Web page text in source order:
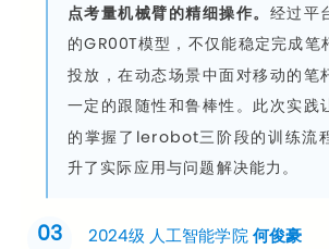
点考量机械臂的精细操作。 经过平
的GR00T模型，不仅能稳定完成笔
投放，在动态场景中面对移动的笔
一定的跟随性和鲁棒性。此次实践
的掌握了lerobot三阶段的训练流
升了实际应用与问题解决能力。
03 2024级 人工智能学院何俊豪